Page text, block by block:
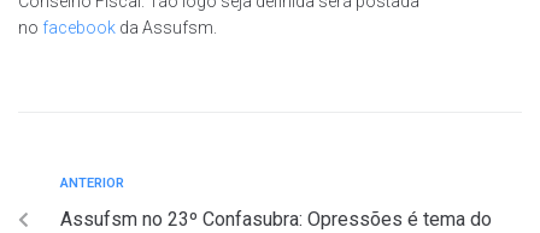
no facebook da Assufsm.
ANTERIOR
Assufsm no 23º Confasubra: Opressões é tema do